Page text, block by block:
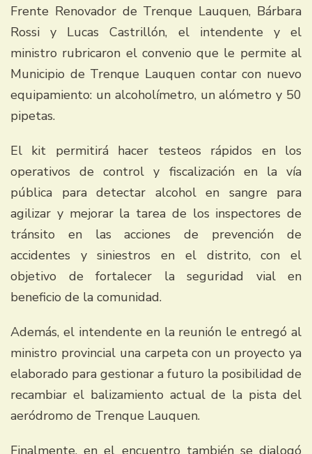
Frente Renovador de Trenque Lauquen, Bárbara
Rossi y Lucas Castrillón, el intendente y el
ministro rubricaron el convenio que le permite al
Municipio de Trenque Lauquen contar con nuevo
equipamiento: un alcoholímetro, un alómetro y 50
pipetas.
El kit permitirá hacer testeos rápidos en los
operativos de control y fiscalización en la vía
pública para detectar alcohol en sangre para
agilizar y mejorar la tarea de los inspectores de
tránsito en las acciones de prevención de
accidentes y siniestros en el distrito, con el
objetivo de fortalecer la seguridad vial en
beneficio de la comunidad.
Además, el intendente en la reunión le entregó al
ministro provincial una carpeta con un proyecto ya
elaborado para gestionar a futuro la posibilidad de
recambiar el balizamiento actual de la pista del
aeródromo de Trenque Lauquen.
Finalmente, en el encuentro también se dialogó